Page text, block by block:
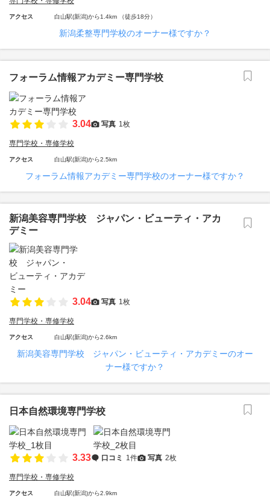
アクセス 白山駅(新潟)から1.4km （徒歩18分）
新潟柔整専門学校のオーナー様ですか？
フォーラム情報アカデミー専門学校
3.04 写真 1枚
専門学校・専修学校
アクセス 白山駅(新潟)から2.5km
フォーラム情報アカデミー専門学校のオーナー様ですか？
新潟美容専門学校 ジャパン・ビューティ・アカ
デミー
3.04 写真 1枚
専門学校・専修学校
アクセス 白山駅(新潟)から2.6km
新潟美容専門学校 ジャパン・ビューティ・アカデミーのオー
ナー様ですか？
日本自然環境専門学校
3.33 口コミ 1件 写真 2枚
専門学校・専修学校
アクセス 白山駅(新潟)から2.9km